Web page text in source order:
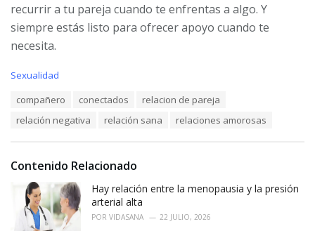
recurrir a tu pareja cuando te enfrentas a algo. Y
siempre estás listo para ofrecer apoyo cuando te
necesita.
C
i
Sexualidad
compañero conectados
relacion de pareja
relación negativa
relación sana relaciones amorosas
Contenido Relacionado
Hay relación entre la menopausia y la presión
arterial alta
POR VIDASANA 22 JULIO, 2026